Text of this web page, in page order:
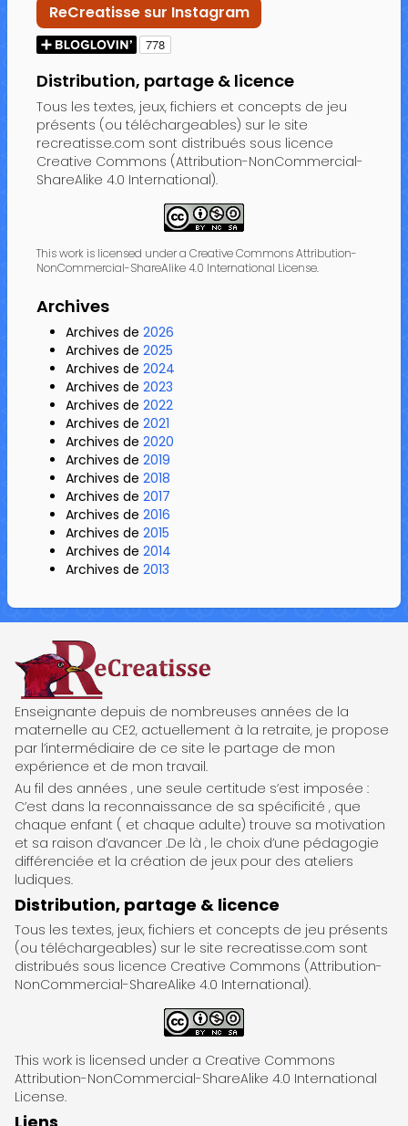
ReCreatisse sur Instagram
Distribution, partage & licence
Tous les textes, jeux, fichiers et concepts de jeu
présents (ou téléchargeables) sur le site
recreatisse.com sont distribués sous licence
Creative Commons (Attribution-NonCommercial-
ShareAlike 4.0 International).
This work is licensed under a Creative Commons Attribution-
NonCommercial-ShareAlike 4.0 International License.
Archives
Archives de 2026
Archives de 2025
Archives de 2024
Archives de 2023
Archives de 2022
Archives de 2021
Archives de 2020
Archives de 2019
Archives de 2018
Archives de 2017
Archives de 2016
Archives de 2015
Archives de 2014
Archives de 2013
ReCreatisse
Enseignante depuis de nombreuses années de la
maternelle au CE2, actuellement à la retraite, je propose
par l’intermédiaire de ce site le partage de mon
expérience et de mon travail.
Au fil des années , une seule certitude s’est imposée :
C’est dans la reconnaissance de sa spécificité , que
chaque enfant ( et chaque adulte) trouve sa motivation
et sa raison d’avancer .De là , le choix d’une pédagogie
différenciée et la création de jeux pour des ateliers
ludiques.
Distribution, partage & licence
Tous les textes, jeux, fichiers et concepts de jeu présents
(ou téléchargeables) sur le site recreatisse.com sont
distribués sous licence Creative Commons (Attribution-
NonCommercial-ShareAlike 4.0 International).
This work is licensed under a Creative Commons
Attribution-NonCommercial-ShareAlike 4.0 International
License.